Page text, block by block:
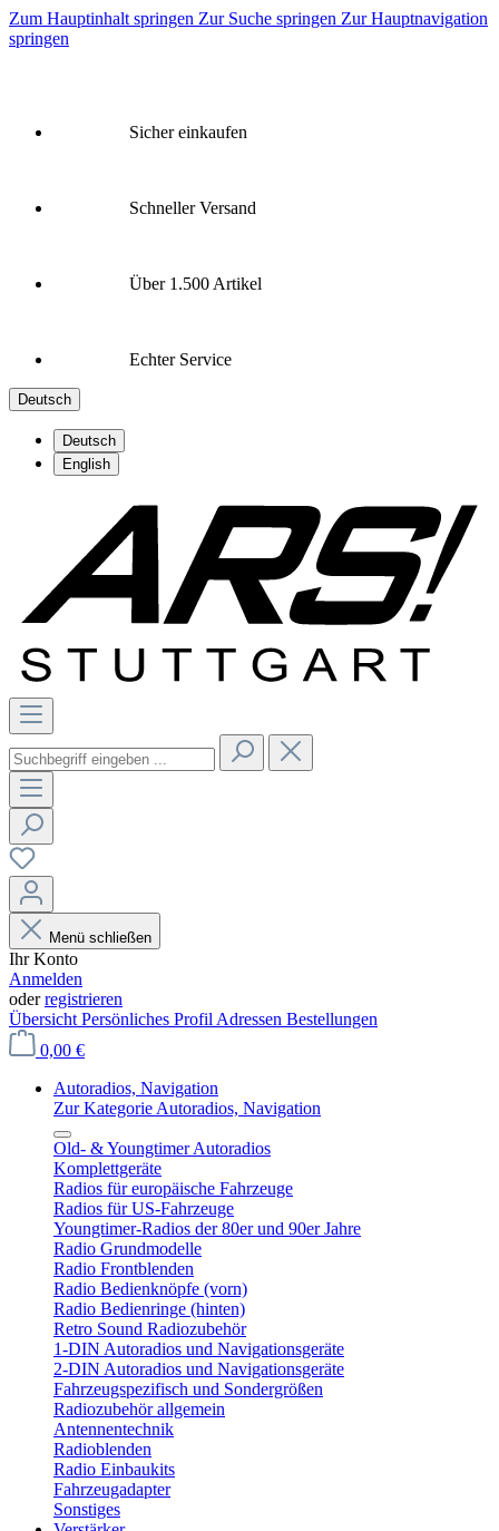
Zum Hauptinhalt springen Zur Suche springen Zur Hauptnavigation
springen
Sicher einkaufen
Schneller Versand
Über 1.500 Artikel
Echter Service
Deutsch
Deutsch
English
Menü schließen
Ihr Konto
Anmelden
oderregistrieren
Übersicht Persönliches Profil Adressen Bestellungen
0,00 €
Autoradios, Navigation
Zur Kategorie Autoradios, Navigation
Old- & Youngtimer Autoradios
Komplettgeräte
Radios für europäische Fahrzeuge
Radios für US-Fahrzeuge
Youngtimer-Radios der 80er und 90er Jahre
Radio Grundmodelle
Radio Frontblenden
Radio Bedienknöpfe (vorn)
Radio Bedienringe (hinten)
Retro Sound Radiozubehör
1-DIN Autoradios und Navigationsgeräte
2-DIN Autoradios und Navigationsgeräte
Fahrzeugspezifisch und Sondergrößen
Radiozubehör allgemein
Antennentechnik
Radioblenden
Radio Einbaukits
Fahrzeugadapter
Sonstiges